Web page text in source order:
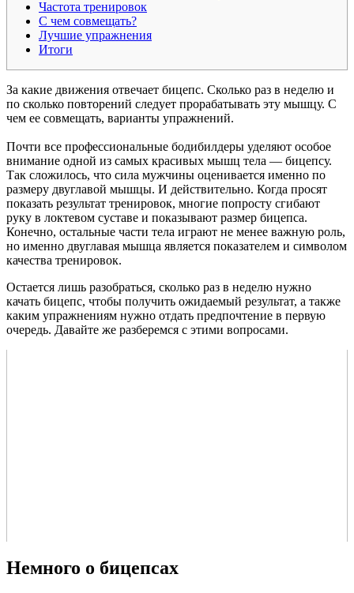
Частота тренировок
С чем совмещать?
Лучшие упражнения
Итоги
За какие движения отвечает бицепс. Сколько раз в неделю и
по сколько повторений следует прорабатывать эту мышцу. С
чем ее совмещать, варианты упражнений.
Почти все профессиональные бодибилдеры уделяют особое
внимание одной из самых красивых мышц тела — бицепсу.
Так сложилось, что сила мужчины оценивается именно по
размеру двуглавой мышцы. И действительно. Когда просят
показать результат тренировок, многие попросту сгибают
руку в локтевом суставе и показывают размер бицепса.
Конечно, остальные части тела играют не менее важную роль,
но именно двуглавая мышца является показателем и символом
качества тренировок.
Остается лишь разобраться, сколько раз в неделю нужно
качать бицепс, чтобы получить ожидаемый результат, а также
каким упражнениям нужно отдать предпочтение в первую
очередь. Давайте же разберемся с этими вопросами.
Немного о бицепсах